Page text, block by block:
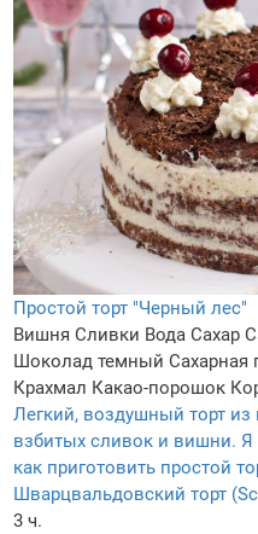
Простой торт "Черный лес"
Вишня Сливки Вода Сахар
Шоколад темный Сахарная
Крахмал Какао-порошок
Легкий, воздушный торт
взбитых сливок и вишни. Я
как приготовить простой
Шварцвальдовский торт
3 ч.